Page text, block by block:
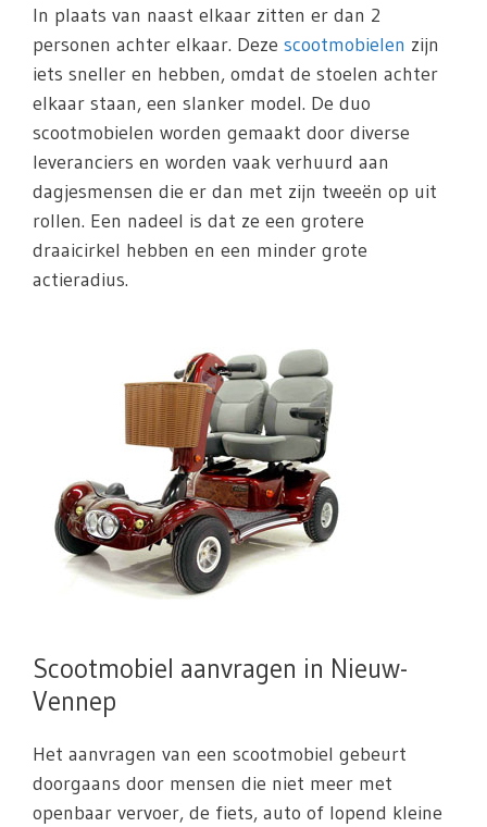
In plaats van naast elkaar zitten er dan 2
personen achter elkaar. Deze scootmobielen zijn
iets sneller en hebben, omdat de stoelen achter
elkaar staan, een slanker model. De duo
scootmobielen worden gemaakt door diverse
leveranciers en worden vaak verhuurd aan
dagjesmensen die er dan met zijn tweeën op uit
rollen. Een nadeel is dat ze een grotere
draaicirkel hebben en een minder grote
actieradius.
Scootmobiel aanvragen in Nieuw-
Vennep
Het aanvragen van een scootmobiel gebeurt
doorgaans door mensen die niet meer met
openbaar vervoer, de fiets, auto of lopend kleine